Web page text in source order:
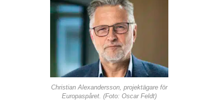
Christian Alexandersson, projektägare för
Europaspåret. (Foto: Oscar Feldt)